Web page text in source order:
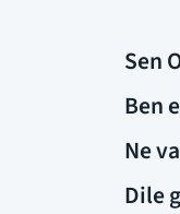
Sen
Ben
Ne
Dile